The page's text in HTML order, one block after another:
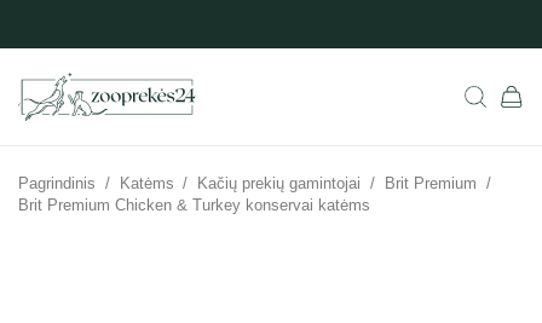
Pagrindinis / Katėms / Kačių prekių gamintojai / Brit Premium /
Brit Premium Chicken & Turkey konservai katėms